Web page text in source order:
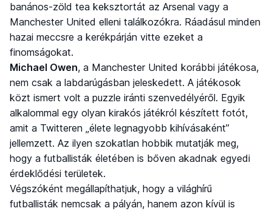
banános-zöld tea keksztortát az Arsenal vagy a
Manchester United elleni találkozókra. Ráadásul minden
hazai meccsre a kerékpárján vitte ezeket a
finomságokat.
Michael Owen, a Manchester United korábbi játékosa,
nem csak a labdarúgásban jeleskedett. A játékosok
közt ismert volt a puzzle iránti szenvedélyéről. Egyik
alkalommal egy olyan kirakós játékról készített fotót,
amit a Twitteren „élete legnagyobb kihívásaként”
jellemzett. Az ilyen szokatlan hobbik mutatják meg,
hogy a futballisták életében is bőven akadnak egyedi
érdeklődési területek.
Végszóként megállapíthatjuk, hogy a világhírű
futballisták nemcsak a pályán, hanem azon kívül is